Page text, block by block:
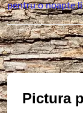
pentru o noapte
Pictura